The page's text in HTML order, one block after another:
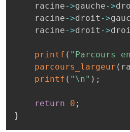
    racine
->gauche->
    racine
->droit ->
    racine
->droit ->
printf ( "Parcours
parcours_largeur (
printf ( "\n" ) ;
return 0 ;
}